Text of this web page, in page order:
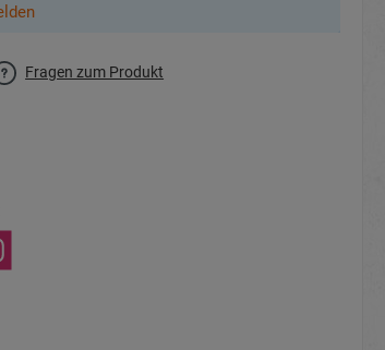
Fragen zum Produkt